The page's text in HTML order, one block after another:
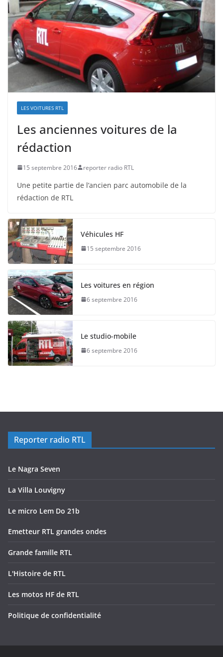
LES VOITURES RTL
Les anciennes voitures de la
rédaction
15 septembre 2016 reporter radio RTL
Une petite partie de l’ancien parc automobile de la
rédaction de RTL
Véhicules HF
15 septembre 2016
Les voitures en région
6 septembre 2016
Le studio-mobile
6 septembre 2016
Reporter radio RTL
Le Nagra Seven
La Villa Louvigny
Le micro Lem Do 21b
Emetteur RTL grandes ondes
Grande famille RTL
L'Histoire de RTL
Les motos HF de RTL
Politique de confidentialité